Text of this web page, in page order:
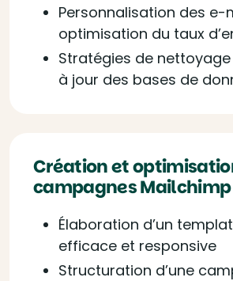
Personnalisation des e-
optimisation du taux
Stratégies de
à jour des bases de
Création et
campagnes Mailchimp
Élaboration d’un
efficace et responsive
Structuration d’une